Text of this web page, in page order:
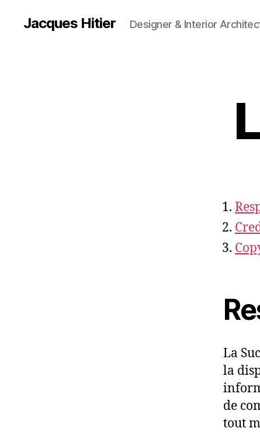
Jacques Hitier Designer & Interior
La
la
de
tout